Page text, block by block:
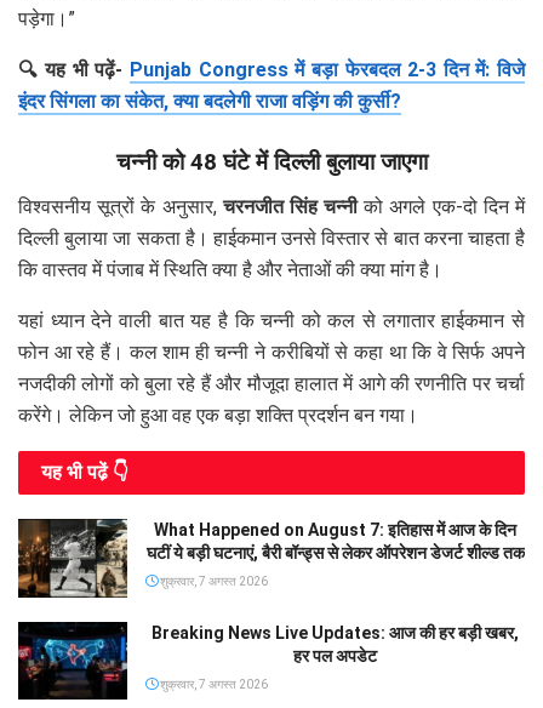
पड़ेगा।”
🔍 यह भी पढ़ें- Punjab Congress में बड़ा फेरबदल 2-3 दिन में: विजे
इंदर सिंगला का संकेत, क्या बदलेगी राजा वड़िंग की कुर्सी?
चन्नी को 48 घंटे में दिल्ली बुलाया जाएगा
विश्वसनीय सूत्रों के अनुसार,चरनजीत सिंह चन्नीको अगले एक-दो दिन में
दिल्ली बुलाया जा सकता है। हाईकमान उनसे विस्तार से बात करना चाहता है
कि वास्तव में पंजाब में स्थिति क्या है और नेताओं की क्या मांग है।
यहां ध्यान देने वाली बात यह है कि चन्नी को कल से लगातार हाईकमान से
फोन आ रहे हैं। कल शाम ही चन्नी ने करीबियों से कहा था कि वे सिर्फ अपने
नजदीकी लोगों को बुला रहे हैं और मौजूदा हालात में आगे की रणनीति पर चर्चा
करेंगे। लेकिन जो हुआ वह एक बड़ा शक्ति प्रदर्शन बन गया।
यह भी पढे़ं 👇
What Happened on August 7: इतिहास में आज के दिन
घटीं ये बड़ी घटनाएं, बैरी बॉन्ड्स से लेकर ऑपरेशन डेजर्ट शील्ड तक
शुक्रवार, 7 अगस्त 2026
Breaking News Live Updates: आज की हर बड़ी खबर,
हर पल अपडेट
शुक्रवार, 7 अगस्त 2026